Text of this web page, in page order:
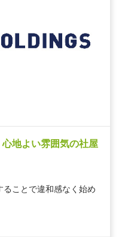
地よい雰囲気の社屋
ことで違和感なく始め